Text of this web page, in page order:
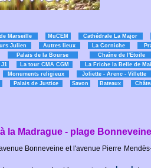
Marseille MuCEM Cathédrale La Major
Julien Autres lieux La Corniche
Palais de la Bourse Chaîne de l'Etoile
J1 La tour CMA CGM La Friche la Belle de Mai
Monuments religieux Joliette - Arenc - Villette
Palais de Justice Savon Bateaux
la Madrague - plage Bonneveine
Bonneveine et l'avenue Pierre